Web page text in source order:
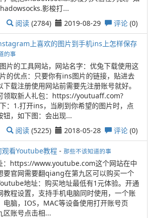
影梭打...
阅读 (2784) 2019-08-29 评论 (0)
上喜欢的图片到手机ins上怎样保存
的事
片的工具网站，网站名字：优兔下载使用这
的优点：只要你有ins图片的链接，贴进去
载注册使用网站前需要先注册账号就好。
领取新人礼包：https://youtuaff.com?
：1.打开ins，当刷到你希望的图片时，点
钮，如下图：会出现...
阅读 (5225) 2018-05-28 评论 (0)
观看Youtube教程 - 那些不该知道的事
：https://www.youtube.com这个网站在中
要官网需要翻qiang在第九区可以购买一个
地址：购买地址最低有1元体验。开通
教程设置，支持手机电脑同时使用，一个账
电脑，IOS，MAC等设备使用打开账号页
区账号点击相...